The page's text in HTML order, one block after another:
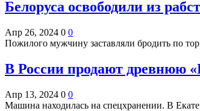
Белоруса освободили из
Апр 26, 2024 0 0
Пожилого мужчину заставляли бродить по
В России продают древнюю
Апр 13, 2024 0 0
Машина находилась на спецхранении. В